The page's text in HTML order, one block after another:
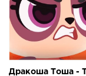
Дракоша Тоша -